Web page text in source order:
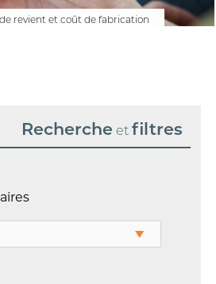
revient et coût de fabrication
Recherche etfiltres